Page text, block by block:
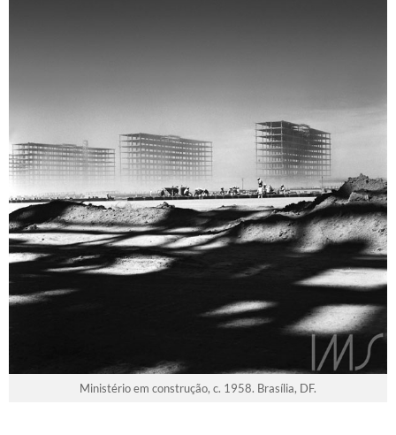
Ministério em construção, c. 1958. Brasília, DF.